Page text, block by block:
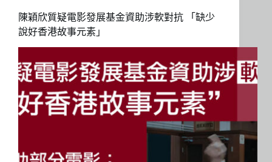
陳穎欣質疑電影發展基金資助涉軟對抗 「缺少
說好香港故事元素」